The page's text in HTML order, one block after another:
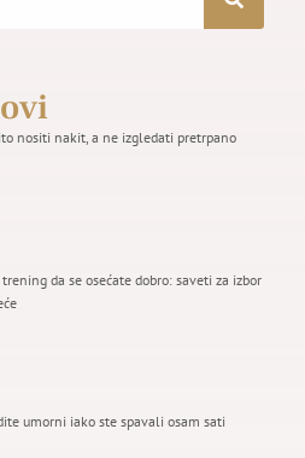
nositi nakit, a ne izgledati pretrpano
trening da se osećate dobro: saveti za izbor
umorni iako ste spavali osam sati